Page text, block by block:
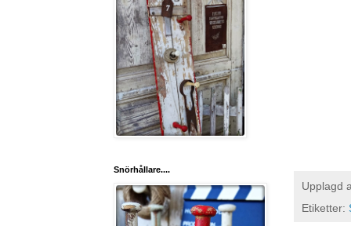
Upplagd
Etiketter:
Snörhållare....